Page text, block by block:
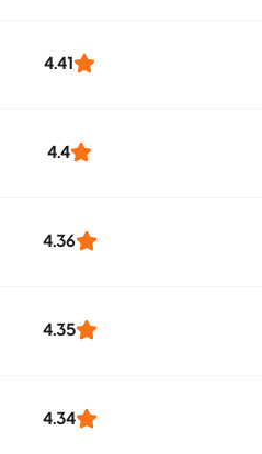
4.41
4.4
4.36
4.35
4.34